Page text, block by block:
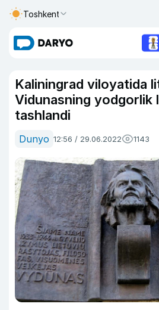
Toshkent
Kaliningrad viloyatida
Vidunasning yodgorlik
tashlandi
Dunyo 12:56 / 29.06.2022 1143